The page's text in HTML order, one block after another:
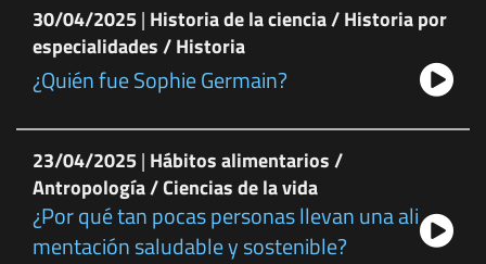
30/04/2025| Historia de la ciencia / Historia por
especialidades / Historia
¿Quién fue Sophie Germain?
23/04/2025| Hábitos alimentarios /
Antropología / Ciencias de la vida
¿Por qué tan pocas personas llevan una ali
mentación saludable y sostenible?